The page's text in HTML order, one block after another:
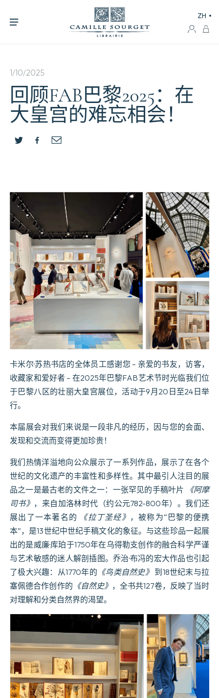
ZH
1/10/2025
回顾FAB巴黎2025：在
大皇宫的难忘相会！
卡米尔·苏热书店的全体员工感谢您 – 亲爱的书友，访客，
收藏家和爱好者 – 在2025年巴黎FAB艺术节时光临我们位
于巴黎八区的壮丽大皇宫展位，活动于9月20日至24日举
行。
本届展会对我们来说是一段非凡的经历，因与您的会面、
发现和交流而变得更加珍贵！
我们热情洋溢地向公众展示了一系列作品，展示了在各个
世纪的文化遗产的丰富性和多样性。其中最引人注目的展
品之一是最古老的文件之一：一张罕见的手稿叶片
《阿摩
司书》 ，来自加洛林时代（约公元782-800年）。我们还
展出了一本著名的
《拉丁圣经》 ，被称为“巴黎的便携
本”，是13世纪中世纪手稿文化的象征。与这些珍品一起展
出的是威廉·库珀于1750年在乌得勒支创作的融合科学严谨
与艺术敏感的迷人解剖插图。乔治·布冯的宏大作品也引起
了极大兴趣：从1770年的 《鸟类自然史》 到18世纪末与拉
塞佩德合作创作的 《自然史》 ，全书共127卷，反映了当时
对理解和分类自然界的渴望。